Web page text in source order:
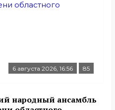
6 августа 2026, 16:56 85
народный ансамбль